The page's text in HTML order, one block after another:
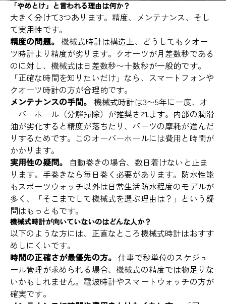
「やめとけ」と言われる理由は何か？
大きく分けて3つあります。精度、メンテナンス、そし
て実用性です。
精度の問題。 機械式時計は構造上、どうしてもクオー
ツ時計より精度が劣ります。クオーツが月差数秒である
のに対し、機械式は日差数秒〜十数秒が一般的です。
「正確な時間を知りたいだけ」なら、スマートフォンや
クオーツ時計の方が合理的です。
メンテナンスの手間。 機械式時計は3〜5年に一度、オ
ーバーホール（分解掃除）が推奨されます。内部の潤滑
油が劣化すると精度が落ちたり、パーツの摩耗が進んだ
りするためです。このオーバーホールには費用と時間が
かかります。
実用性の疑問。
自動巻きの場合、数日着けないと止ま
ります。手巻きなら毎日巻く必要があります。防水性能
もスポーツウォッチ以外は日常生活防水程度のモデルが
多く、「そこまでして機械式を選ぶ理由は？」という疑
問はもっともです。
機械式時計が向いていないのはどんな人か？
以下のような方には、正直なところ機械式時計はおすす
めしにくいです。
時間の正確さが最優先の方。 仕事で秒単位のスケジュ
ール管理が求められる場合、機械式の精度では物足りな
いかもしれません。電波時計やスマートウォッチの方が
確実です。